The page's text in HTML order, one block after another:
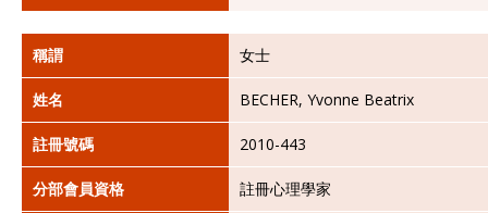
稱謂 女士
姓名 BECHER, Yvonne Beatrix
註冊號碼 2010-443
分部會員資格 註冊心理學家